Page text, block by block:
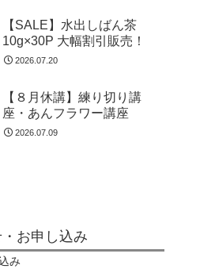
【SALE】水出しばん茶
10g×30P 大幅割引販売！
2026.07.20
【８月休講】練り切り講
座・あんフラワー講座
2026.07.09
お申し込み
み